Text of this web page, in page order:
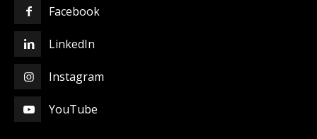
Facebook
LinkedIn
Instagram
YouTube